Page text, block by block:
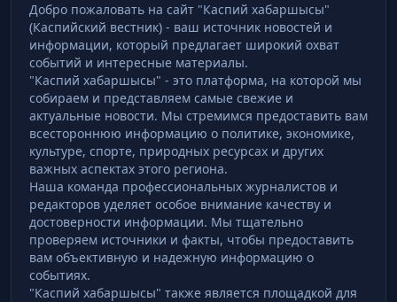
Добро пожаловать на сайт "Каспий хабаршысы"
(Каспийский вестник) - ваш источник новостей и
информации, который предлагает широкий охват
событий и интересные материалы.
"Каспий хабаршысы" - это платформа, на которой мы
собираем и представляем самые свежие и
актуальные новости. Мы стремимся предоставить вам
всестороннюю информацию о политике, экономике,
культуре, спорте, природных ресурсах и других
важных аспектах этого региона.
Наша команда профессиональных журналистов и
редакторов уделяет особое внимание качеству и
достоверности информации. Мы тщательно
проверяем источники и факты, чтобы предоставить
вам объективную и надежную информацию о
событиях.
"Каспий хабаршысы" также является площадкой для